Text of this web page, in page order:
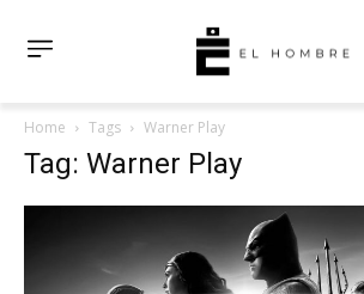
Home Tags Warner Play
Tag: Warner Play